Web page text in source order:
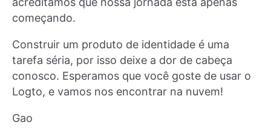
começando.
Construir um produto de identidade é uma
tarefa séria, por isso deixe a dor de cabeça
conosco. Esperamos que você goste de usar o
Logto, e vamos nos encontrar na nuvem!
Gao